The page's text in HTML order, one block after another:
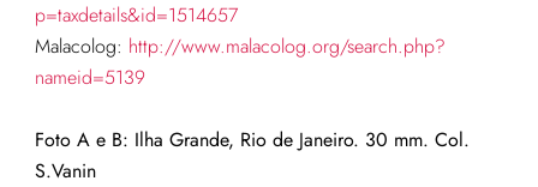
p=taxdetails&id=1514657
Malacolog: http://www.malacolog.org/search.php?
nameid=5139
Foto A e B: Ilha Grande, Rio de Janeiro. 30 mm. Col.
S.Vanin